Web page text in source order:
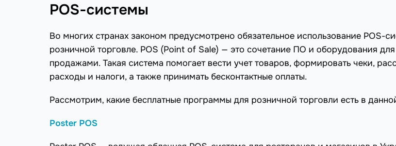
POS-системы
Во многих странах законом предусмотрено обязательное использование POS-
розничной торговле. POS (Point of Sale) — это сочетание ПО и оборудования
продажами. Такая система помогает вести учет товаров, формировать чеки,
расходы и налоги, а также принимать бесконтактные оплаты.
Рассмотрим, какие бесплатные программы для розничной торговли есть в
Poster POS